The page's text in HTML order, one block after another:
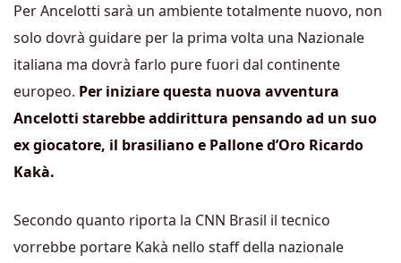
Per Ancelotti sarà un ambiente totalmente nuovo, non
solo dovrà guidare per la prima volta una Nazionale
italiana ma dovrà farlo pure fuori dal continente
europeo. Per iniziare questa nuova avventura
Ancelotti starebbe addirittura pensando ad un suo
ex giocatore, il brasiliano e Pallone d’Oro Ricardo
Kakà.
Secondo quanto riporta la CNN Brasil il tecnico
vorrebbe portare Kakà nello staff della nazionale